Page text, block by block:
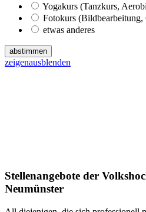
Yogakurs (Tanzkurs,
Fotokurs (Bildbearbeitung,
etwas anderes
abstimmen
zeigenausblenden
Stellenangebote der
Neumünster